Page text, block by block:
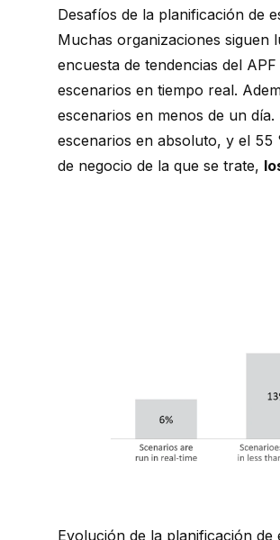
Desafíos de la planificación de
Muchas organizaciones siguen
encuesta de tendencias del
escenarios en tiempo real.
escenarios en menos de un
escenarios en absoluto, y el 55
de negocio de la que se trate,
Evolución de la planificación de